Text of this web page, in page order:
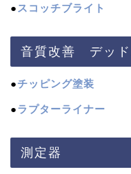
● スコッチブライト
音質改善 デッド
●チッピング塗装
●ラプターライナー
測定器